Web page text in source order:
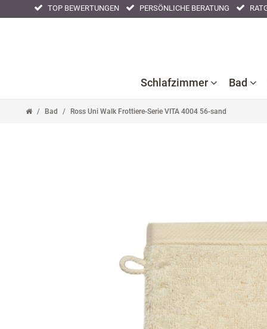
TOP BEWERTUNGEN PERSÖNLICHE BERATUNG
Schlafzimmer Bad
Bad Ross Uni Walk Frottiere-Serie VITA 4004 56-sand